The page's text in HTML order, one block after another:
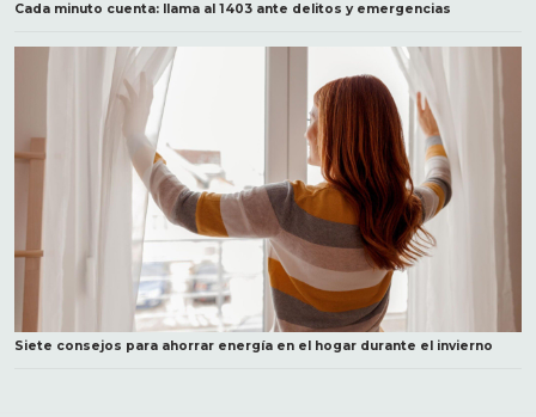
Cada minuto cuenta: llama al 1403 ante delitos y emergencias
Siete consejos para ahorrar energía en el hogar durante el invierno